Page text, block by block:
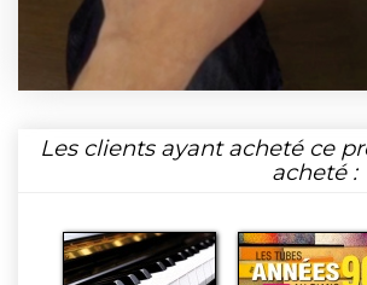
Les clients ayant acheté ce
acheté :